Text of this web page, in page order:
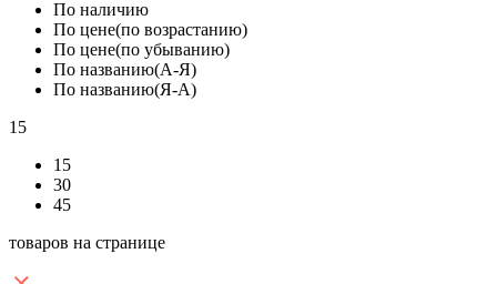
По наличию
По цене(по возрастанию)
По цене(по убыванию)
По названию(А-Я)
По названию(Я-А)
15
15
30
45
товаров на странице